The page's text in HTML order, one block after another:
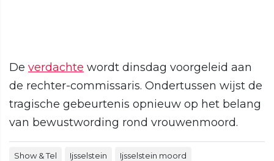
De verdachte wordt dinsdag voorgeleid aan
de rechter-commissaris. Ondertussen wijst de
tragische gebeurtenis opnieuw op het belang
van bewustwording rond vrouwenmoord.
Show & Tel Ijsselstein Ijsselstein moord